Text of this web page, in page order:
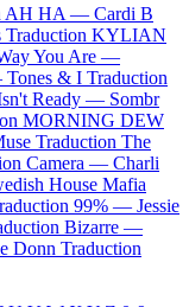
AH HA — Cardi B
Traduction KYLIAN
You Are —
Tones & I Traduction
Ready — Sombr
MORNING DEW
Traduction The
Camera — Charli
House Mafia
99% — Jessie
Bizarre —
Donn Traduction